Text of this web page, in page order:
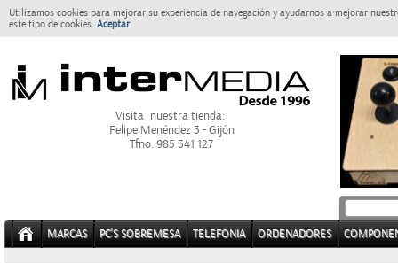
Utilizamos cookies para mejorar su experiencia de navegación y ayudarnos a mejorar
este tipo de cookies. Aceptar
Visita nuestra tienda:
Felipe Menéndez 3 - Gijón
Tfno: 985 341 127
MARCAS PC'S SOBREMESA TELEFONIA ORDENADORES